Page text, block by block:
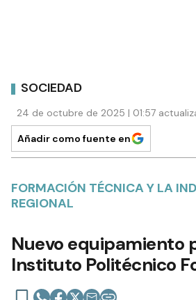
SOCIEDAD
24 de octubre de 2025 | 01:57
Añadir como fuente en
FORMACIÓN TÉCNICA Y LA
REGIONAL
Nuevo equipamiento
Instituto Politécnico